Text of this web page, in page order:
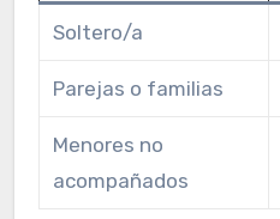
Soltero/a
Parejas o familias
Menores no
acompañados